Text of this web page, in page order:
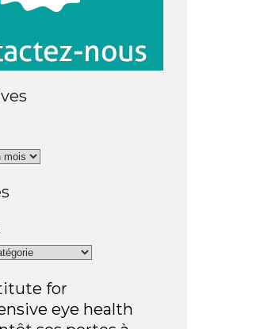
for
eye health